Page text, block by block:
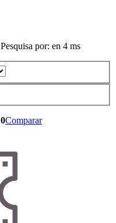
por: en 4 ms
0Comparar